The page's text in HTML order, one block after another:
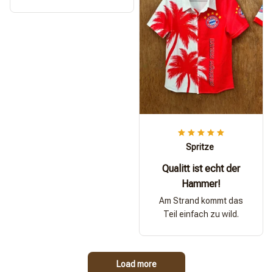
Spritze
Qualitt ist echt der
Hammer!
Am Strand kommt das
Teil einfach zu wild.
Load more